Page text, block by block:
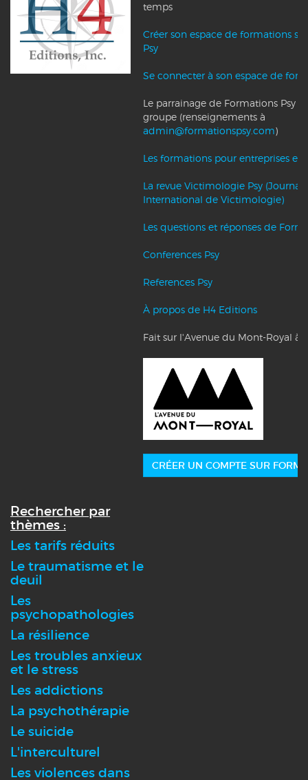
temps
Créer son espace de formations
Psy
Se connecter à son espace de
Le parrainage de Formations Psy
groupe (renseignements à
admin@formationspsy.com)
Les formations pour entreprises et
La revue Victimologie Psy (Journal
International de Victimologie)
Les questions et réponses de
Conferences Psy
References Psy
À propos de H4 Editions
Fait sur l'Avenue du Mont-Royal à
CRÉER UN COMPTE SUR
Rechercher par
thèmes :
Les tarifs réduits
Le traumatisme et le
deuil
Les
psychopathologies
La résilience
Les troubles anxieux
et le stress
Les addictions
La psychothérapie
Le suicide
L'interculturel
Les violences dans